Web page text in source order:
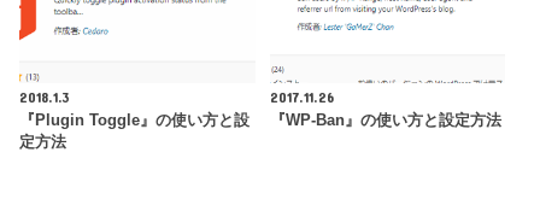
2018.1.3
『Plugin Toggle』の使い方と設
定方法
2017.11.26
『WP-Ban』の使い方と設定方法